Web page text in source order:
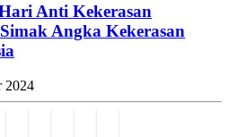
Anti Kekerasan
Angka Kekerasan
2024